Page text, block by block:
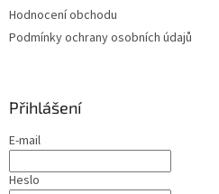
Hodnocení obchodu
Podmínky ochrany osobních údajů
Přihlášení
E-mail
Heslo